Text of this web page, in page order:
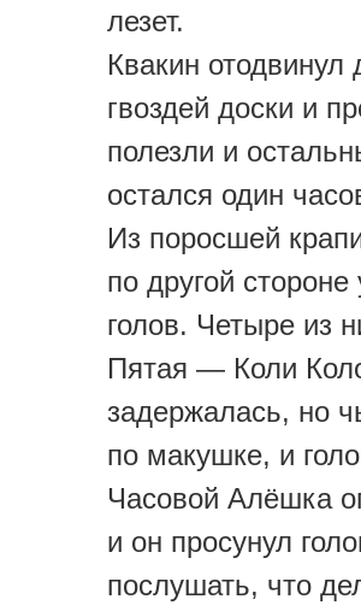
лезет.
Квакин отодвинул
гвоздей доски и
полезли и
остался один
Из поросшей
по другой
голов. Четыре из
Пятая — Коли
задержалась, но
по макушке, и
Часовой Алёшка
и он просунул
послушать, что